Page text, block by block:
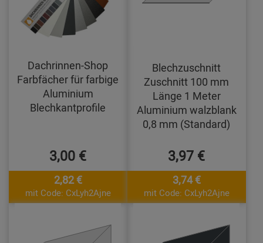
Dachrinnen-Shop
Farbfächer für farbige
Aluminium
Blechkantprofile
3,00 €
2,82 €
mit Code: CxLyh2Ajne
Blechzuschnitt
Zuschnitt 100 mm
Länge 1 Meter
Aluminium walzblank
0,8 mm (Standard)
3,97 €
3,74 €
mit Code: CxLyh2Ajne